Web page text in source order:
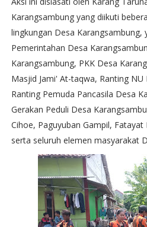
Karangsambung yang diikuti
lingkungan Desa Karangsambung,
Pemerintahan Desa
Karangsambung, PKK Desa
Masjid Jami' At-taqwa, Ranting
Ranting Pemuda Pancasila Desa
Gerakan Peduli Desa
Cihoe, Paguyuban Gampil,
serta seluruh elemen masyarakat